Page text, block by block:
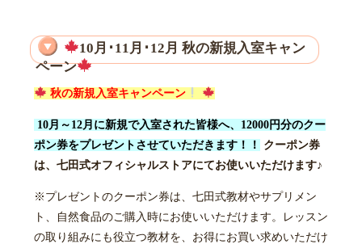
10月･11月･12月 秋の新規入室キャン
ペーン
秋の新規入室キャンペーン
10月～12月に新規で入室された皆様へ、12000円分のクー
ポン券をプレゼントさせていただきます！！
クーポン券
は、七田式オフィシャルストアにてお使いいただけます♪
※プレゼントのクーポン券は、七田式教材やサプリメン
ト、自然食品のご購入時にお使いいただけます。レッスン
の取り組みにも役立つ教材を、お得にお買い求めいただけ